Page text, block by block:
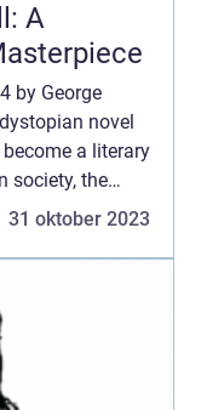
A
by George
novel
a literary
society, the
dangers...
31 oktober 2023